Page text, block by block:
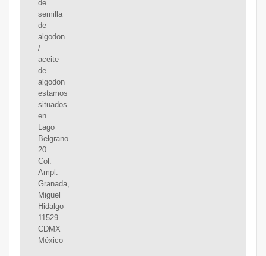
de
semilla
de
algodon
/
aceite
de
algodon
estamos
situados
en
Lago
Belgrano
20
Col.
Ampl.
Granada,
Miguel
Hidalgo
11529
CDMX
México